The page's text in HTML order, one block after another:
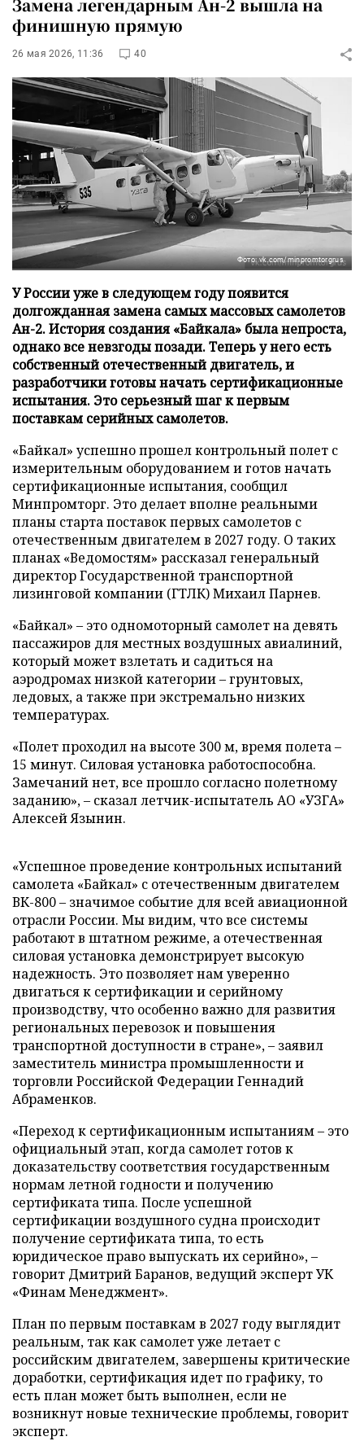
Замена легендарным Ан-2 вышла на
финишную прямую
26 мая 2026, 11:36 40
Фото: vk.com/minpromtorgrus
У России уже в следующем году появится
долгожданная замена самых массовых самолетов
Ан-2. История создания «Байкала» была непроста,
однако все невзгоды позади. Теперь у него есть
собственный отечественный двигатель, и
разработчики готовы начать сертификационные
испытания. Это серьезный шаг к первым
поставкам серийных самолетов.
«Байкал» успешно прошел контрольный полет с
измерительным оборудованием и готов начать
сертификационные испытания, сообщил
Минпромторг. Это делает вполне реальными
планы старта поставок первых самолетов с
отечественным двигателем в 2027 году. О таких
планах «Ведомостям» рассказал генеральный
директор Государственной транспортной
лизинговой компании (ГТЛК) Михаил Парнев.
«Байкал» – это одномоторный самолет на девять
пассажиров для местных воздушных авиалиний,
который может взлетать и садиться на
аэродромах низкой категории – грунтовых,
ледовых, а также при экстремально низких
температурах.
«Полет проходил на высоте 300 м, время полета –
15 минут. Силовая установка работоспособна.
Замечаний нет, все прошло согласно полетному
заданию», – сказал летчик-испытатель АО «УЗГА»
Алексей Язынин.
«Успешное проведение контрольных испытаний
самолета «Байкал» с отечественным двигателем
ВК-800 – значимое событие для всей авиационной
отрасли России. Мы видим, что все системы
работают в штатном режиме, а отечественная
силовая установка демонстрирует высокую
надежность. Это позволяет нам уверенно
двигаться к сертификации и серийному
производству, что особенно важно для развития
региональных перевозок и повышения
транспортной доступности в стране», – заявил
заместитель министра промышленности и
торговли Российской Федерации Геннадий
Абраменков.
«Переход к сертификационным испытаниям – это
официальный этап, когда самолет готов к
доказательству соответствия государственным
нормам летной годности и получению
сертификата типа. После успешной
сертификации воздушного судна происходит
получение сертификата типа, то есть
юридическое право выпускать их серийно», –
говорит Дмитрий Баранов, ведущий эксперт УК
«Финам Менеджмент».
План по первым поставкам в 2027 году выглядит
реальным, так как самолет уже летает с
российским двигателем, завершены критические
доработки, сертификация идет по графику, то
есть план может быть выполнен, если не
возникнут новые технические проблемы, говорит
эксперт.